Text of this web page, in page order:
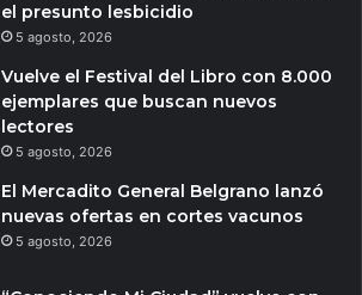
el presunto lesbicidio
5 agosto, 2026
Vuelve el Festival del Libro con 8.000
ejemplares que buscan nuevos
lectores
5 agosto, 2026
El Mercadito General Belgrano lanzó
nuevas ofertas en cortes vacunos
5 agosto, 2026